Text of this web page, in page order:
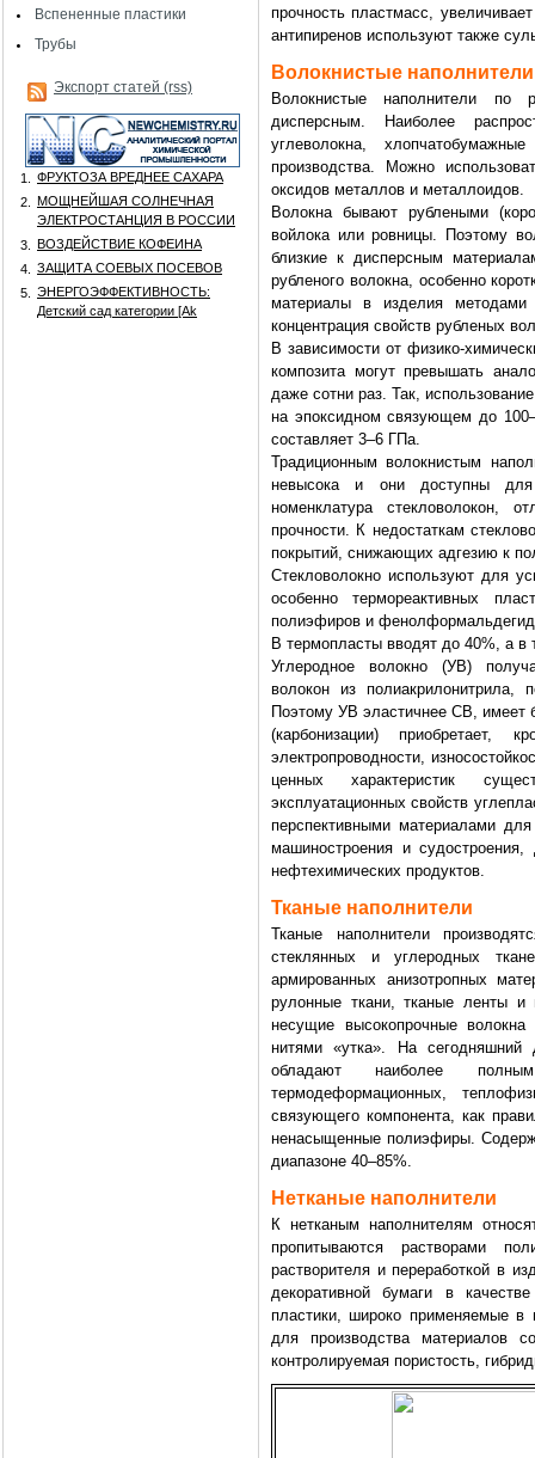
Вспененные пластики
Трубы
Экспорт статей (rss)
1.
ФРУКТОЗА ВРЕДНЕЕ САХАРА
2.
МОЩНЕЙШАЯ СОЛНЕЧНАЯ
ЭЛЕКТРОСТАНЦИЯ В РОССИИ
3.
ВОЗДЕЙСТВИЕ КОФЕИНА
4.
ЗАЩИТА СОЕВЫХ ПОСЕВОВ
5.
ЭНЕРГОЭФФЕКТИВНОСТЬ:
Детский сад категории [Аk
прочность пластмасс,
антипиренов используют также
Волокнистые наполнители
Волокнистые наполнители по
дисперсным. Наиболее
углеволокна,
производства. Можно
оксидов металлов и металлоидов.
Волокна бывают рублеными
войлока или ровницы. Поэтому
близкие к дисперсным
рубленого волокна, особенно
материалы в изделия
концентрация свойств рубленых
В зависимости от физико-
композита могут превышать
даже сотни раз. Так,
на эпоксидном связующем до
составляет 3–6 ГПа.
Традиционным волокнистым
невысока и они доступны для
номенклатура стекловолокон,
прочности. К недостаткам
покрытий, снижающих адгезию к
Стекловолокно используют
особенно термореактивных
полиэфиров и
В термопласты вводят до 40%, а
Углеродное волокно (УВ)
волокон из полиакрилонитрила,
Поэтому УВ эластичнее СВ, имеет
(карбонизации)
электропроводности,
ценных характеристик
эксплуатационных свойств
перспективными материалами для
машиностроения и
нефтехимических продуктов.
Тканые наполнители
Тканые наполнители
стеклянных и углеродных
армированных анизотропных
рулонные ткани, тканые ленты
несущие высокопрочные
нитями «утка». На сегодняшний
обладают наиболее
термодеформационных,
связующего компонента, как
ненасыщенные полиэфиры.
диапазоне 40–85%.
Нетканые наполнители
К нетканым наполнителям
пропитываются растворами
растворителя и переработкой в
декоративной бумаги в
пластики, широко применяемые
для производства материалов
контролируемая пористость,